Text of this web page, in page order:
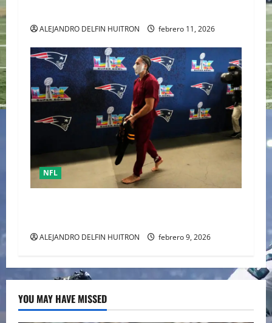
ALEJANDRO DELFIN HUITRON febrero 11, 2026
NFL
ALEJANDRO DELFIN HUITRON febrero 9, 2026
YOU MAY HAVE MISSED